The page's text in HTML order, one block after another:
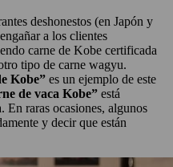
deshonestos (en Japón y
a los clientes
carne de Kobe certificada
tipo de carne wagyu.
Kobe” es un ejemplo de este
de vaca Kobe” está
En raras ocasiones, algunos
y decir que están